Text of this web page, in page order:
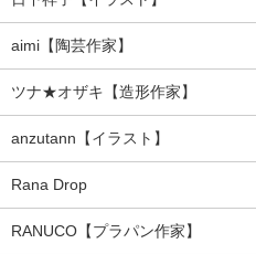
aimi【陶芸作家】
ツナ★オザキ【造形作家】
anzutann【イラスト】
Rana Drop
RANUCO【プラパン作家】